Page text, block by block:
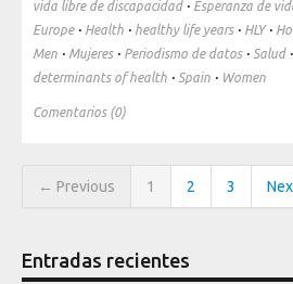
vida libre de discapacidad· Esperanza de
Europe· Health · healthy life years· HLY·
Men · Mujeres· Periodismo de datos· Salud·
determinants of health · Spain · Women
Comentarios (0)
← Previous 1 2 3
Entradas recientes